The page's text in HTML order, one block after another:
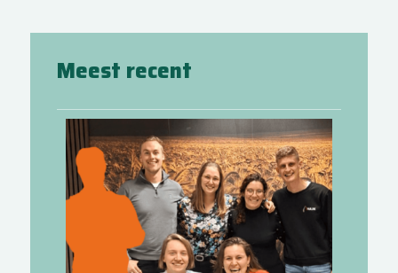
Meest recent